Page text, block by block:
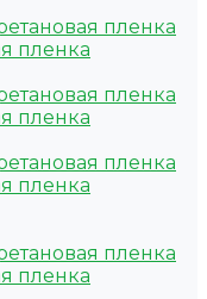
пленка
пленка
пленка
пленка
пленка
пленка
пленка
пленка